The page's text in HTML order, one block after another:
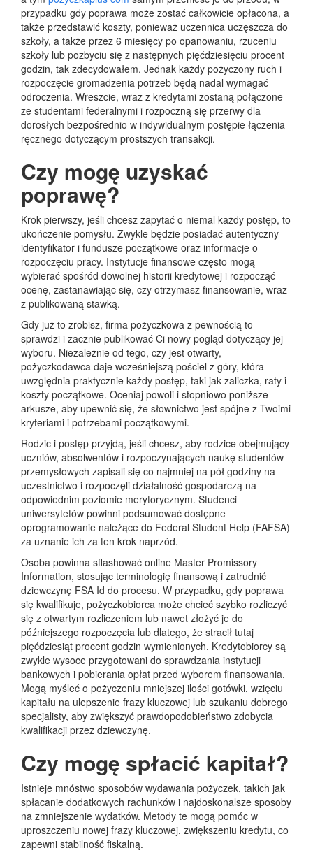
przypadku gdy poprawa może zostać całkowicie opłacona, a
także przedstawić koszty, ponieważ uczennica uczęszcza do
szkoły, a także przez 6 miesięcy po opanowaniu, rzuceniu
szkoły lub pozbyciu się z następnych pięćdziesięciu procent
godzin, tak zdecydowałem. Jednak każdy pożyczony ruch i
rozpoczęcie gromadzenia potrzeb będą nadal wymagać
odroczenia. Wreszcie, wraz z kredytami zostaną połączone
ze studentami federalnymi i rozpoczną się przerwy dla
dorosłych bezpośrednio w indywidualnym postępie łączenia
ręcznego dotyczącym prostszych transakcji.
Czy mogę uzyskać
poprawę?
Krok pierwszy, jeśli chcesz zapytać o niemal każdy postęp, to
ukończenie pomysłu. Zwykle będzie posiadać autentyczny
identyfikator i fundusze początkowe oraz informacje o
rozpoczęciu pracy. Instytucje finansowe często mogą
wybierać spośród dowolnej historii kredytowej i rozpocząć
ocenę, zastanawiając się, czy otrzymasz finansowanie, wraz
z publikowaną stawką.
Gdy już to zrobisz, firma pożyczkowa z pewnością to
sprawdzi i zacznie publikować Ci nowy pogląd dotyczący jej
wyboru. Niezależnie od tego, czy jest otwarty,
pożyczkodawca daje wcześniejszą pościel z góry, która
uwzględnia praktycznie każdy postęp, taki jak zaliczka, raty i
koszty początkowe. Oceniaj powoli i stopniowo poniższe
arkusze, aby upewnić się, że słownictwo jest spójne z Twoimi
kryteriami i potrzebami początkowymi.
Rodzic i postęp przyjdą, jeśli chcesz, aby rodzice obejmujący
uczniów, absolwentów i rozpoczynających naukę studentów
przemysłowych zapisali się co najmniej na pół godziny na
uczestnictwo i rozpoczęli działalność gospodarczą na
odpowiednim poziomie merytorycznym. Studenci
uniwersytetów powinni podsumować dostępne
oprogramowanie należące do Federal Student Help (FAFSA)
za uznanie ich za ten krok naprzód.
Osoba powinna sflashować online Master Promissory
Information, stosując terminologię finansową i zatrudnić
dziewczynę FSA Id do procesu. W przypadku, gdy poprawa
się kwalifikuje, pożyczkobiorca może chcieć szybko rozliczyć
się z otwartym rozliczeniem lub nawet złożyć je do
późniejszego rozpoczęcia lub dlatego, że stracił tutaj
pięćdziesiąt procent godzin wymienionych. Kredytobiorcy są
zwykle wysoce przygotowani do sprawdzania instytucji
bankowych i pobierania opłat przed wyborem finansowania.
Mogą myśleć o pożyczeniu mniejszej ilości gotówki, wzięciu
kapitału na ulepszenie frazy kluczowej lub szukaniu dobrego
specjalisty, aby zwiększyć prawdopodobieństwo zdobycia
kwalifikacji przez dziewczynę.
Czy mogę spłacić kapitał?
Istnieje mnóstwo sposobów wydawania pożyczek, takich jak
spłacanie dodatkowych rachunków i najdoskonalsze sposoby
na zmniejszenie wydatków. Metody te mogą pomóc w
uproszczeniu nowej frazy kluczowej, zwiększeniu kredytu, co
zapewni stabilność fiskalną.